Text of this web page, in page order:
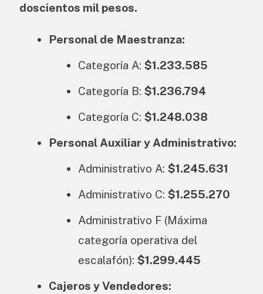
doscientos mil pesos.
Personal de Maestranza:
Categoría A: $1.233.585
Categoría B: $1.236.794
Categoría C: $1.248.038
Personal Auxiliar y Administrativo:
Administrativo A: $1.245.631
Administrativo C: $1.255.270
Administrativo F (Máxima
categoría operativa del
escalafón): $1.299.445
Cajeros y Vendedores: